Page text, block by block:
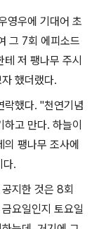
영우에 기대어 초
그 7회 에피소드
저 팽나무 주시
했더랬다.
락했다. "천연기념
고 만다. 하늘이
팽나무 조사에
다.
지한 것은 8회
요일인지 토요일